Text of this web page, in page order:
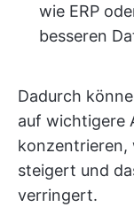
wie ERP
besseren
Dadurch
auf wichtigere
konzentrieren,
steigert und
verringert.